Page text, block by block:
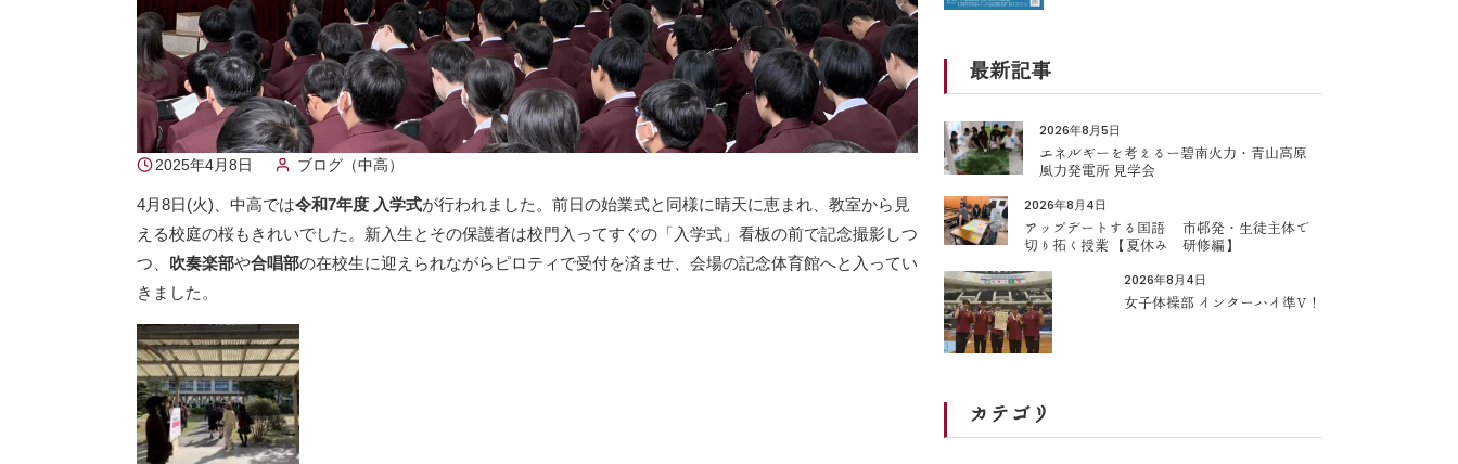
2025年4月8日 ブログ（中高）
4月8日(火)、中高では令和7年度 入学式が行われました。前日の始業式と同様に晴天に恵まれ、教室から見
える校庭の桜もきれいでした。新入生とその保護者は校門入ってすぐの「入学式」看板の前で記念撮影しつ
つ、 吹奏楽部や合唱部の在校生に迎えられながらピロティで受付を済ませ、会場の記念体育館へと入ってい
きました。
最新記事
2026年8月5日
エネルギーを考えるー碧南火力・青山高原
風力発電所 見学会
2026年8月4日
アップデートする国語 市邨発・生徒主体で
切り拓く授業 【夏休み 研修編】
2026年8月4日
女子体操部 インターハイ準V！
カテゴリ